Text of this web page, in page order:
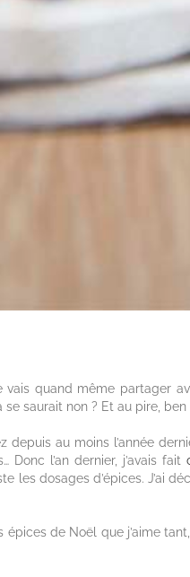
vais quand même partager
saurait non ? Et au pire,
depuis au moins l’année
l’an dernier, j’avais fait
les dosages d’épices. J’ai
de Noël que j’aime